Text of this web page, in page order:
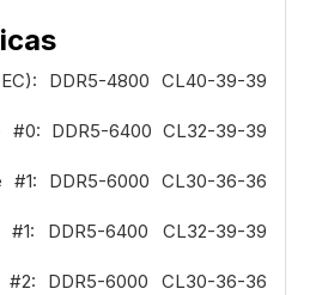
DDR5-4800 CL40-39-39
#0: DDR5-6400 CL32-39-39
#1: DDR5-6000 CL30-36-36
DDR5-6400 CL32-39-39
DDR5-6000 CL30-36-36